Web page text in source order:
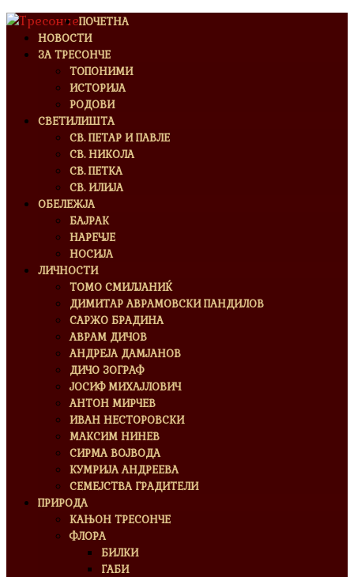
ПОЧЕТНА
НОВОСТИ
ЗА ТРЕСОНЧЕ
ТОПОНИМИ
ИСТОРИЈА
РОДОВИ
СВЕТИЛИШТА
СВ. ПЕТАР И ПАВЛЕ
СВ. НИКОЛА
СВ. ПЕТКА
СВ. ИЛИЈА
ОБЕЛЕЖЈА
БАЈРАК
НАРЕЧЈЕ
НОСИЈА
ЛИЧНОСТИ
ТОМО СМИЛЈАНИЌ
ДИМИТАР АВРАМОВСКИ ПАНДИЛОВ
САРЖО БРАДИНА
АВРАМ ДИЧОВ
АНДРЕЈА ДАМЈАНОВ
ДИЧО ЗОГРАФ
ЈОСИФ МИХАЈЛОВИЧ
АНТОН МИРЧЕВ
ИВАН НЕСТОРОВСКИ
МАКСИМ НИНЕВ
СИРМА ВОЈВОДА
КУМРИЈА АНДРЕЕВА
СЕМЕЈСТВА ГРАДИТЕЛИ
ПРИРОДА
КАЊОН ТРЕСОНЧЕ
ФЛОРА
БИЛКИ
ГАБИ